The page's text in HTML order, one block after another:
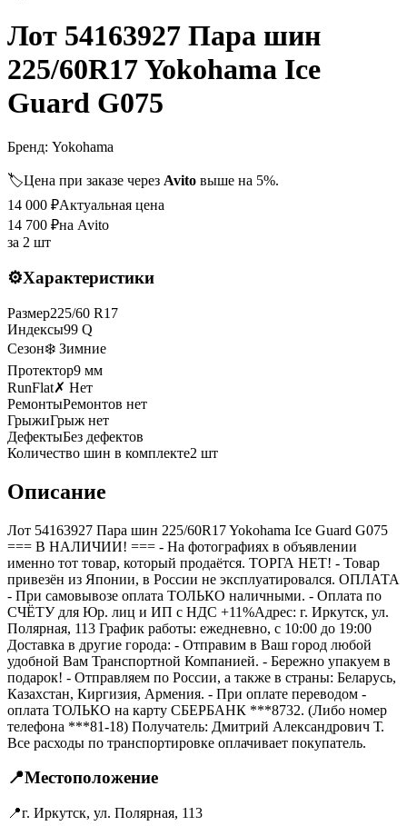
Лот 54163927 Пара шин
225/60R17 Yokohama Ice
Guard G075
Бренд: Yokohama
🏷️Цена при заказе через Avito выше на 5%.
14 000 ₽Актуальная цена
14 700 ₽на Avito
за 2 шт
⚙️Характеристики
Размер225/60 R17
Индексы99 Q
Сезон❄️ Зимние
Протектор9 мм
RunFlat✗ Нет
РемонтыРемонтов нет
ГрыжиГрыж нет
ДефектыБез дефектов
Количество шин в комплекте2 шт
Описание
Лот 54163927 Пара шин 225/60R17 Yokohama Ice Guard G075
=== B НАЛИЧИИ! === - На фотографиях в объявлении
именно тот товар, который продаётся. ТОРГА НЕТ! - Товар
привезён из Японии, в России не эксплуатировался. ОПЛАТА
- При самовывозе оплата ТОЛЬКО наличными. - Оплата по
СЧЁТУ для Юр. лиц и ИП с НДС +11%Адрес: г. Иркутск, ул.
Полярная, 113 График работы: ежедневно, с 10:00 до 19:00
Доставка в другие города: - Отправим в Ваш город любой
удобной Вам Транспортной Компанией. - Бережно упакуем в
подарок! - Отправляем по России, а также в страны: Беларусь,
Казахстан, Киргизия, Армения. - При оплате переводом -
оплата ТОЛЬКО на карту СБЕРБАНК ***8732. (Либо номер
телефона ***81-18) Получатель: Дмитрий Александрович Т.
Все расходы по транспортировке оплачивает покупатель.
📍Местоположение
📍г. Иркутск, ул. Полярная, 113